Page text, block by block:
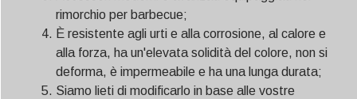
rimorchio per barbecue;
È resistente agli urti e alla corrosione, al calore e
alla forza, ha un'elevata solidità del colore, non si
deforma, è impermeabile e ha una lunga durata;
Siamo lieti di modificarlo in base alle vostre